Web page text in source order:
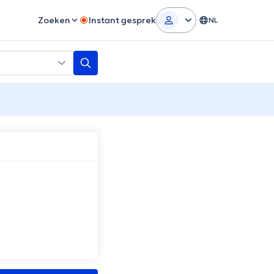
Zoeken Instant gesprek NL